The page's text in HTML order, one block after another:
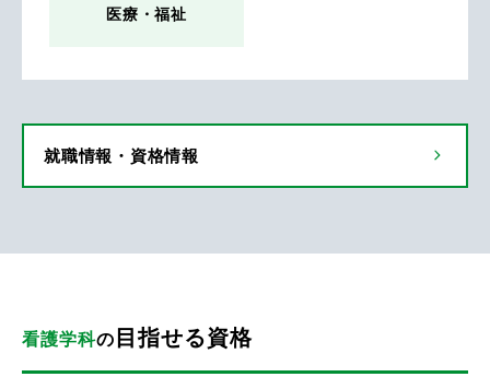
医療・福祉
就職情報・資格情報
看護学科の目指せる資格